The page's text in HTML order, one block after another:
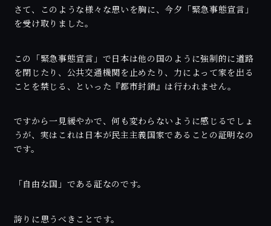
さて、このような様々な思いを胸に、今夕「緊急事態宣言」
を受け取りました。
この「緊急事態宣言」で日本は他の国のように強制的に道路
を閉じたり、公共交通機関を止めたり、力によって家を出る
ことを禁じる、といった『都市封鎖』は行われません。
ですから一見緩やかで、何も変わらないように感じるでしょ
うが、実はこれは日本が民主主義国家であることの証明なの
です。
「自由な国」である証なのです。
誇りに思うべきことです。